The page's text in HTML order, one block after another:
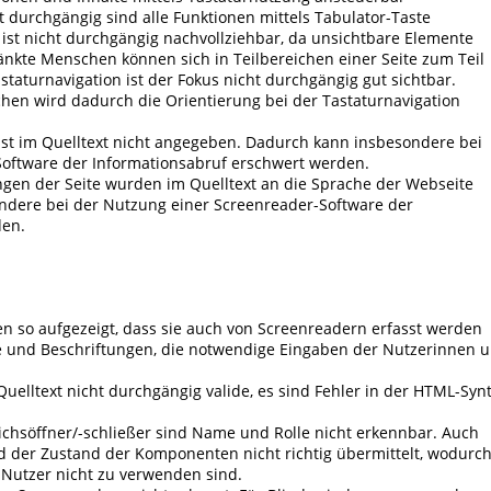
sind alle Funktionen mittels Tabulator-Taste
nicht durchgängig nachvollziehbar, da unsichtbare Elemente
Menschen können sich in Teilbereichen einer Seite zum Teil
ist der Fokus nicht durchgängig gut sichtbar.
wird dadurch die Orientierung bei der Tastaturnavigation
im Quelltext nicht angegeben. Dadurch kann insbesondere bei
der Informationsabruf erschwert werden.
der Seite wurden im Quelltext an die Sprache der Webseite
bei der Nutzung einer Screenreader-Software der
so aufgezeigt, dass sie auch von Screenreadern erfasst werden
und Beschriftungen, die notwendige Eingaben der Nutzerinnen
nicht durchgängig valide, es sind Fehler in der HTML-
schließer sind Name und Rolle nicht erkennbar. Auch
der Zustand der Komponenten nicht richtig übermittelt, wodurch
nicht zu verwenden sind.